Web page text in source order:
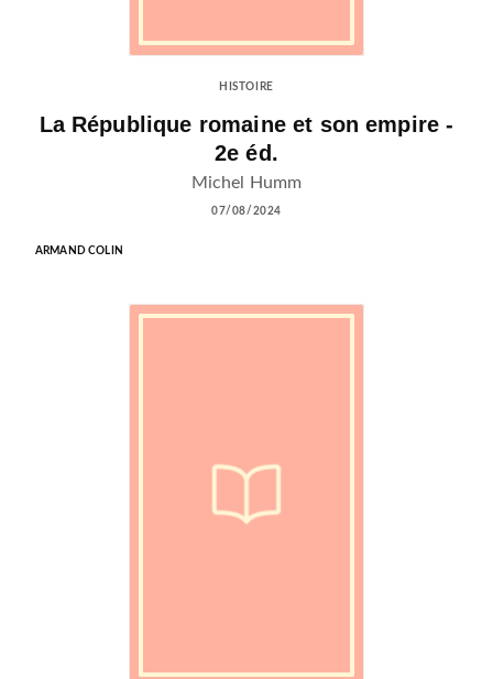
HISTOIRE
La République romaine et son empire -
2e éd.
Michel Humm
07/08/2024
ARMAND COLIN